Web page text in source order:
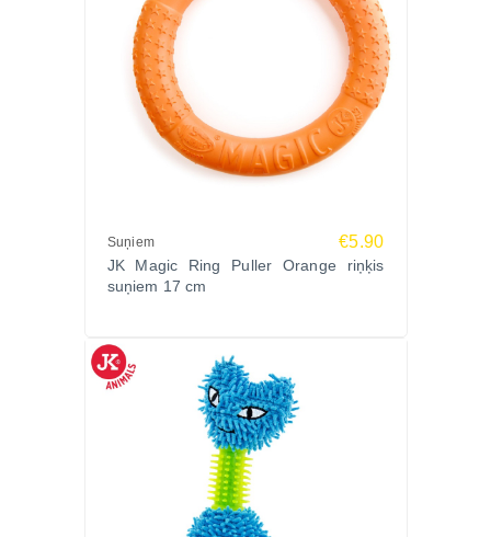
Suņiem €5.90
JK Magic Ring Puller Orange riņķis
suņiem 17 cm